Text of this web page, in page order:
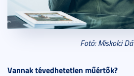
Fotó: Miskolci
Vannak tévedhetetlen műértők?